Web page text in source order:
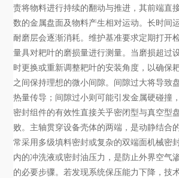
责将物料进行持续的翻动与推进，其前端直
数的金属盘面及物料产生相对运动。长时间
耐磨层会逐渐消耗。维护基准要求定期打开
量具对耙叶的磨损量进行测量。当磨损超过
时更换或重新调整耙叶的安装角度，以确保
之间保持理想的微小间隙。间隙过大将导致
热量传导；间隙过小则可能引发金属硬碰撞
密封组件的有效性直接关乎密闭型与真空型
败。主轴贯穿设备壳体的两端，是动静结合
常采用多级填料密封或复杂的双端面机械密
内的冲洗液或密封油压力，是防止外界空气
的必要步骤。若发现系统保压能力下降，技